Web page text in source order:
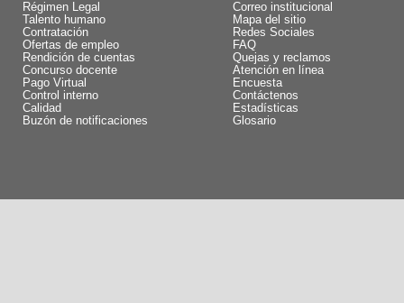
Régimen Legal
Talento humano
Contratación
Ofertas de empleo
Rendición de cuentas
Concurso docente
Pago Virtual
Control interno
Calidad
Buzón de notificaciones
Correo institucional
Mapa del sitio
Redes Sociales
FAQ
Quejas y reclamos
Atención en línea
Encuesta
Contáctenos
Estadísticas
Glosario